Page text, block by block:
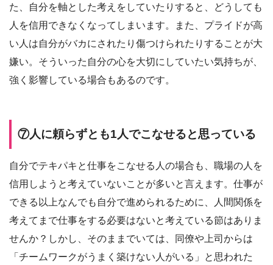
た、自分を軸とした考えをしていたりすると、どうしても
人を信用できなくなってしまいます。また、プライドが高
い人は自分がバカにされたり傷つけられたりすることが大
嫌い。そういった自分の心を大切にしていたい気持ちが、
強く影響している場合もあるのです。
⑦人に頼らずとも1人でこなせると思っている
自分でテキパキと仕事をこなせる人の場合も、職場の人を
信用しようと考えていないことが多いと言えます。仕事が
できる以上なんでも自分で進められるために、人間関係を
考えてまで仕事をする必要はないと考えている節はありま
せんか？しかし、そのままでいては、同僚や上司からは
「チームワークがうまく築けない人がいる」と思われた